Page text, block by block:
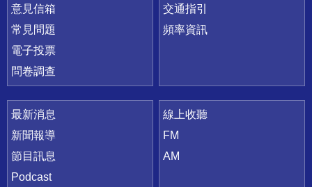
意見信箱
常見問題
電子投票
問卷調查
交通指引
頻率資訊
最新消息
新聞報導
節目訊息
Podcast
線上收聽
FM
AM